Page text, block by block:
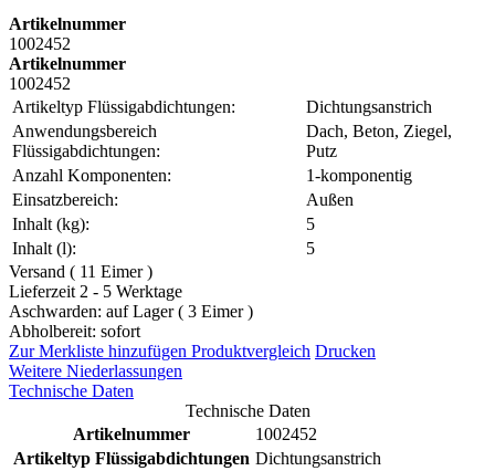
Artikelnummer
1002452
Artikelnummer
1002452
Artikeltyp Flüssigabdichtungen:
Dichtungsanstrich
Anwendungsbereich
Flüssigabdichtungen:
Dach, Beton, Ziegel,
Putz
Anzahl Komponenten:
1-komponentig
Einsatzbereich:
Außen
Inhalt (kg):
5
Inhalt (l):
5
Versand ( 11 Eimer )
Lieferzeit 2 - 5 Werktage
Aschwarden: auf Lager ( 3 Eimer )
Abholbereit: sofort
Zur Merkliste hinzufügen Produktvergleich Drucken
Weitere Niederlassungen
Technische Daten
Technische Daten
Artikelnummer
1002452
Artikeltyp Flüssigabdichtungen Dichtungsanstrich